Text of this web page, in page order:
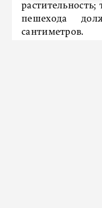
пешехода
сантиметров.